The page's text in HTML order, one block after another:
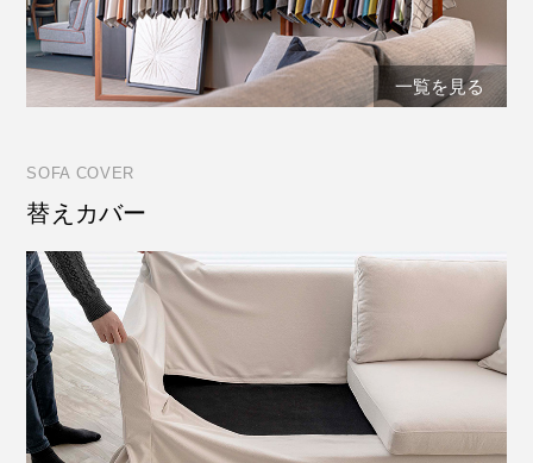
一覧を見る
SOFA COVER
替えカバー